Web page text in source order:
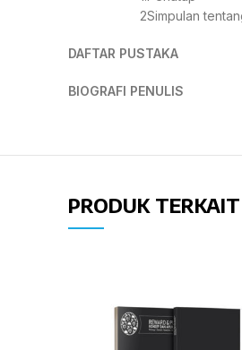
2Simpulan
DAFTAR PUSTAKA
BIOGRAFI PENULIS
PRODUK TERKAIT